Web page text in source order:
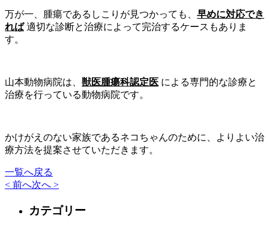
万が一、腫瘍であるしこりが見つかっても、 早めに対応でき
れば適切な診断と治療によって完治するケースもありま
す。
山本動物病院は、 獣医腫瘍科認定医 による専門的な診療と
治療を行っている動物病院です。
かけがえのない家族であるネコちゃんのために、よりよい治
療方法を提案させていただきます。
一覧へ戻る
< 前へ次へ >
カテゴリー